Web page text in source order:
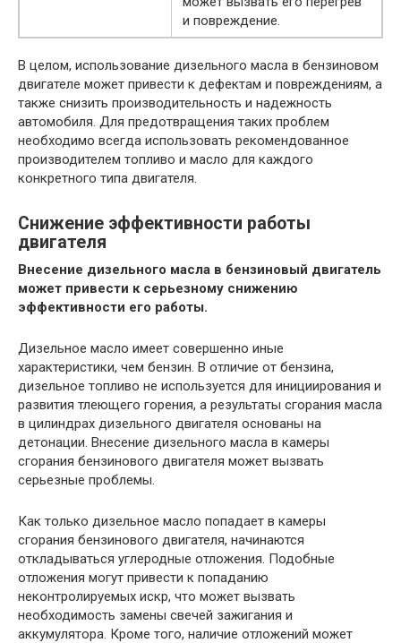
и повреждение.
В целом, использование дизельного масла в бензиновом
двигателе может привести к дефектам и повреждениям, а
также снизить производительность и надежность
автомобиля. Для предотвращения таких проблем
необходимо всегда использовать рекомендованное
производителем топливо и масло для каждого
конкретного типа двигателя.
Снижение эффективности работы
двигателя
Внесение дизельного масла в бензиновый двигатель
может привести к серьезному снижению
эффективности его работы.
Дизельное масло имеет совершенно иные
характеристики, чем бензин. В отличие от бензина,
дизельное топливо не используется для инициирования и
развития тлеющего горения, а результаты сгорания масла
в цилиндрах дизельного двигателя основаны на
детонации. Внесение дизельного масла в камеры
сгорания бензинового двигателя может вызвать
серьезные проблемы.
Как только дизельное масло попадает в камеры
сгорания бензинового двигателя, начинаются
откладываться углеродные отложения. Подобные
отложения могут привести к попаданию
неконтролируемых искр, что может вызвать
необходимость замены свечей зажигания и
аккумулятора. Кроме того, наличие отложений может